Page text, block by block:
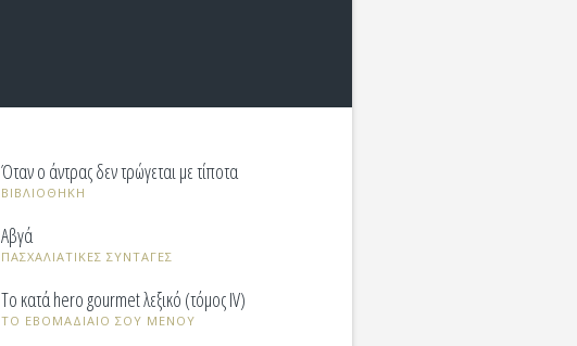
Όταν ο άντρας δεν τρώγεται με τίποτα
ΒΙΒΛΙΟΘΗΚΗ
Αβγά
ΠΑΣΧΑΛΙΑΤΙΚΕΣ ΣΥΝΤΑΓΕΣ
Το κατά hero gourmet λεξικό (τόμος ΙV)
ΤΟ ΕΒOΜΑΔΙΑΙΟ ΣΟΥ ΜΕΝΟΥ